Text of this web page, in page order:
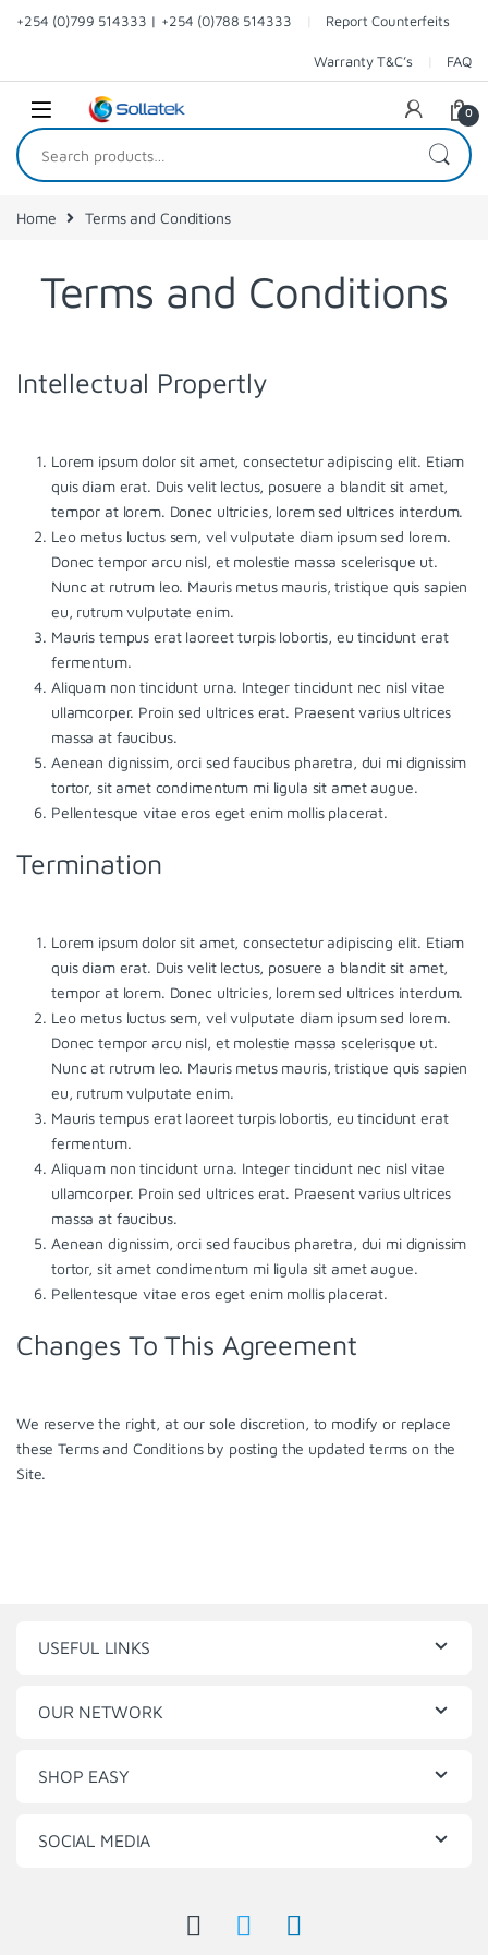
Skip to navigation
Skip to content
+254 (0)799 514333 | +254 (0)788 514333 Report Counterfeits
Warranty T&C’s FAQ
0
Search for:
Home Terms and Conditions
Terms and Conditions
Intellectual Propertly
Lorem ipsum dolor sit amet, consectetur adipiscing elit. Etiam
quis diam erat. Duis velit lectus, posuere a blandit sit amet,
tempor at lorem. Donec ultricies, lorem sed ultrices interdum.
Leo metus luctus sem, vel vulputate diam ipsum sed lorem.
Donec tempor arcu nisl, et molestie massa scelerisque ut.
Nunc at rutrum leo. Mauris metus mauris, tristique quis sapien
eu, rutrum vulputate enim.
Mauris tempus erat laoreet turpis lobortis, eu tincidunt erat
fermentum.
Aliquam non tincidunt urna. Integer tincidunt nec nisl vitae
ullamcorper. Proin sed ultrices erat. Praesent varius ultrices
massa at faucibus.
Aenean dignissim, orci sed faucibus pharetra, dui mi dignissim
tortor, sit amet condimentum mi ligula sit amet augue.
Pellentesque vitae eros eget enim mollis placerat.
Termination
Lorem ipsum dolor sit amet, consectetur adipiscing elit. Etiam
quis diam erat. Duis velit lectus, posuere a blandit sit amet,
tempor at lorem. Donec ultricies, lorem sed ultrices interdum.
Leo metus luctus sem, vel vulputate diam ipsum sed lorem.
Donec tempor arcu nisl, et molestie massa scelerisque ut.
Nunc at rutrum leo. Mauris metus mauris, tristique quis sapien
eu, rutrum vulputate enim.
Mauris tempus erat laoreet turpis lobortis, eu tincidunt erat
fermentum.
Aliquam non tincidunt urna. Integer tincidunt nec nisl vitae
ullamcorper. Proin sed ultrices erat. Praesent varius ultrices
massa at faucibus.
Aenean dignissim, orci sed faucibus pharetra, dui mi dignissim
tortor, sit amet condimentum mi ligula sit amet augue.
Pellentesque vitae eros eget enim mollis placerat.
Changes To This Agreement
We reserve the right, at our sole discretion, to modify or replace
these Terms and Conditions by posting the updated terms on the
Site.
USEFUL LINKS
OUR NETWORK
SHOP EASY
SOCIAL MEDIA